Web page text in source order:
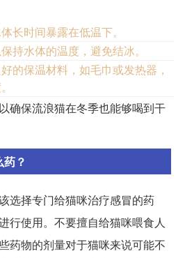
长时间暴露在低温下。
持水体的温度，避免结冰。
的保温材料，如毛巾或发热器，
确保流浪猫在冬季也能够喝到干
？
选择专门给猫咪治疗感冒的药
行使用。不要擅自给猫咪喂食人
药物的剂量对于猫咪来说可能不